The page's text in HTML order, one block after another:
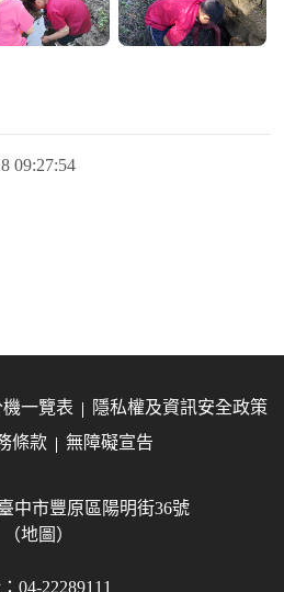
09:27:54
一覽表
隱私權及資訊安全政策
條款
無障礙宣告
中市豐原區陽明街36號
（地圖）
04-22289111